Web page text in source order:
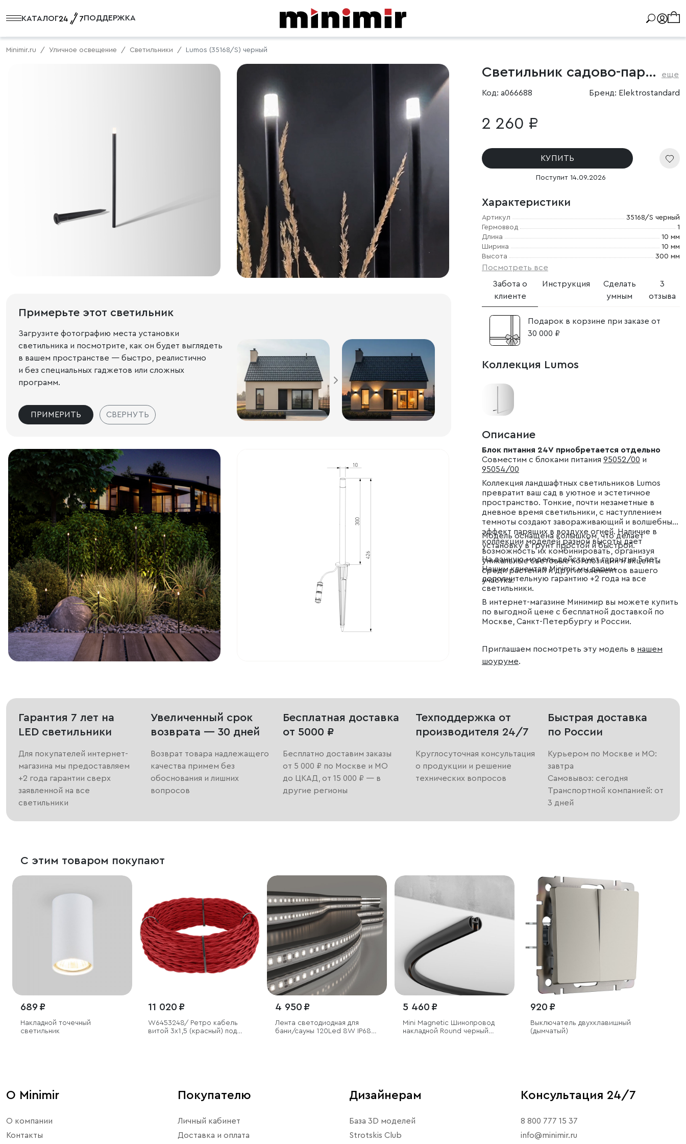
КАТАЛОГ ПОДДЕРЖКА
Minimir.ru Уличное освещение Светильники Lumos (35168/S) черный
Примерьте этот светильник
Загрузите фотографию места установки
светильника и посмотрите, как он будет выглядеть
в вашем пространстве — быстро, реалистично
и без специальных гаджетов или сложных
программ.
ПРИМЕРИТЬ СВЕРНУТЬ
Светильник садово-парковый светодиодный Lumos еще
Код: a066688 Бренд: Elektrostandard
2 260 ₽
КУПИТЬ
Поступит 14.09.2026
Характеристики
Артикул
35168/S черный
Гермоввод
1
Длина
10 мм
Ширина
10 мм
Высота
300 мм
Посмотреть все
Забота о
клиенте
Инструкция
Сделать
умным
3
отзыва
Подарок в корзине при заказе от
30 000 ₽
Коллекция Lumos
Описание
Блок питания 24V приобретается отдельно
Совместим с блоками питания 95052/00 и
95054/00
Коллекция ландшафтных светильников Lumos
превратит ваш сад в уютное и эстетичное
пространство. Тонкие, почти незаметные в
дневное время светильники, с наступлением
темноты создают завораживающий и волшебный
эффект парящих в воздухе огней. Наличие в
коллекции моделей разной высоты дает
возможность их комбинировать, организуя
уникальные световые композиции и акценты
среди растений и других элементов вашего
участка.
Модель оснащена колышком, что делает
установку в грунт простой и быстрой.
На данную модель действует гарантия 5 лет.
Нашим клиентам Minimir мы дарим
дополнительную гарантию +2 года на все
светильники.
В интернет-магазине Минимир вы можете купить
по выгодной цене с бесплатной доставкой по
Москве, Санкт-Петербургу и России.
Приглашаем посмотреть эту модель в нашем
шоуруме.
Гарантия 7 лет на
LED светильники
Для покупателей интернет-
магазина мы предоставляем
+2 года гарантии сверх
заявленной на все
светильники
Увеличенный срок
возврата — 30 дней
Возврат товара надлежащего
качества примем без
обоснования и лишних
вопросов
Бесплатная доставка
от 5000 ₽
Бесплатно доставим заказы
от 5 000 ₽ по Москве и МО
до ЦКАД, от 15 000 ₽ — в
другие регионы
Техподдержка от
производителя 24/7
Круглосуточная консультация
о продукции и решение
технических вопросов
Быстрая доставка
по России
Курьером по Москве и МО:
завтра
Самовывоз: сегодня
Транспортной компанией: от
3 дней
С этим товаром покупают
689 ₽
Накладной точечный
светильник
11 020 ₽
W6453248/ Ретро кабель
витой 3х1,5 (красный) под
4 950 ₽
Лента светодиодная для
бани/сауны 120Led 8W IP68
5 460 ₽
Mini Magnetic Шинопровод
накладной Round черный
920 ₽
Выключатель двухклавишный
(дымчатый)
О Minimir
О компании
Контакты
Покупателю
Личный кабинет
Доставка и оплата
Дизайнерам
База 3D моделей
Strotskis Club
Консультация 24/7
8 800 777 15 37
info@minimir.ru